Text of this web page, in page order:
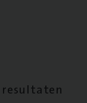
resultaten